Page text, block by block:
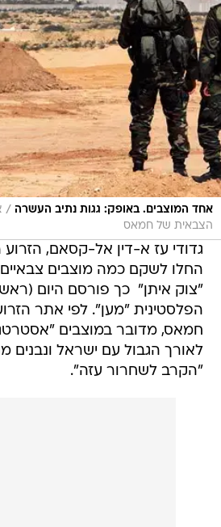
אחד המוצבים. באופק: גגות נתיב העשרה /
הצבאית של חמאס
גדודי עז א-דין אל-קסאם,
החלו לשקם כמה מוצבים
"צוק איתן"  כך פורסם היום
הפלסטינית "מען". לפי אתר
חמאס, מדובר במוצבים
לאורך הגבול עם ישראל
"הקרב לשחרור עזה".